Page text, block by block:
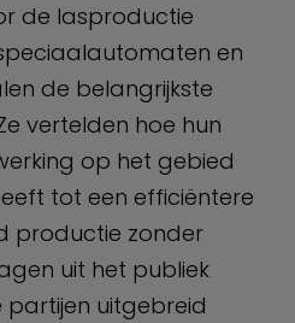
de lasproductie
en
de belangrijkste
vertelden hoe hun
op het gebied
tot een efficiëntere
productie zonder
uit het publiek
uitgebreid